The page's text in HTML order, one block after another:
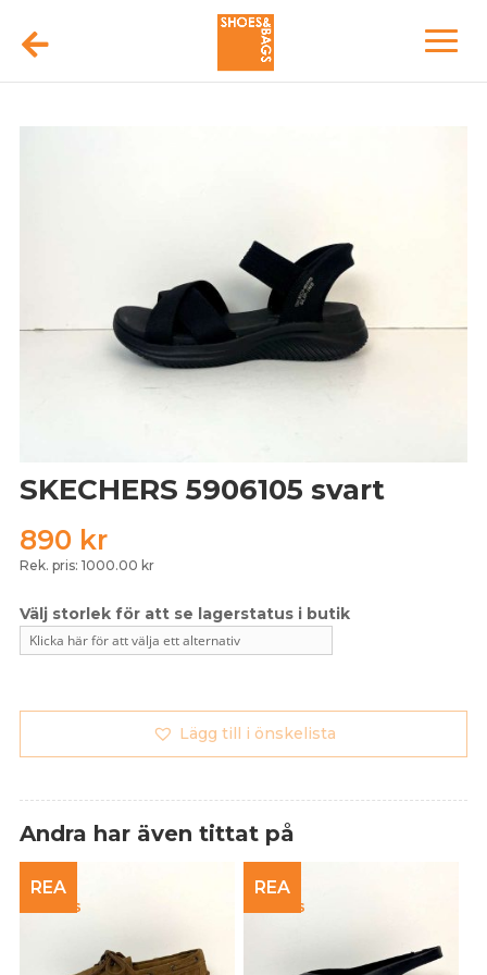
SKECHERS 5906105 svart
890 kr
Rek. pris: 1000.00 kr
Lägg till i önskelista
Andra har även tittat på
REA REA